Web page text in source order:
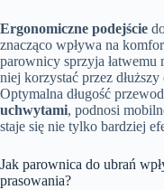
Ergonomiczne podejście
znacząco wpływa na
parownicy sprzyja łatwemu
niej korzystać przez
Optymalna długość
uchwytami, podnosi
staje się nie tylko bardziej
Jak parownica do ubrań
prasowania?